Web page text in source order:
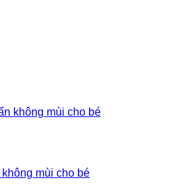
mùi cho bé